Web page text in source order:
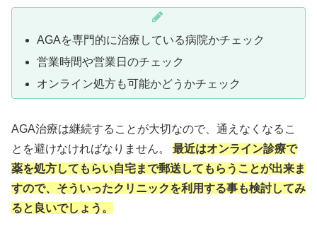
AGAを専門的に治療している病院かチェック
営業時間や営業日のチェック
オンライン処方も可能かどうかチェック
AGA治療は継続することが大切なので、通えなくなるこ
とを避けなければなりません。 最近はオンライン診療で
薬を処方してもらい自宅まで郵送してもらうことが出来ま
すので、そういったクリニックを利用する事も検討してみ
ると良いでしょう。